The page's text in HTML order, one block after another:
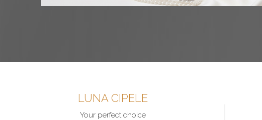
LUNA CIPELE
Your perfect choice